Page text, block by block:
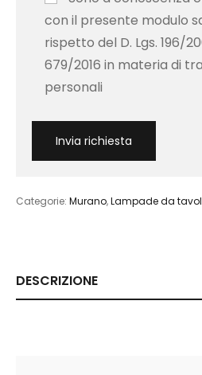
con il presente modulo
rispetto del D. Lgs. 196/
679/2016 in materia di
personali
Categorie: Murano,Lampade da
DESCRIZIONE